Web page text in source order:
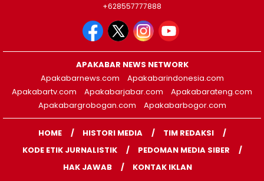
+628557777888
APAKABAR NEWS NETWORK
Apakabarnews.com
Apakabarindonesia.com
Apakabartv.com
Apakabarjabar.com
Apakabarateng.com
Apakabargrobogan.com
Apakabarbogor.com
HOME HISTORI MEDIA
TIM REDAKSI
KODE ETIK JURNALISTIK
PEDOMAN MEDIA SIBER
HAK JAWAB
KONTAK IKLAN